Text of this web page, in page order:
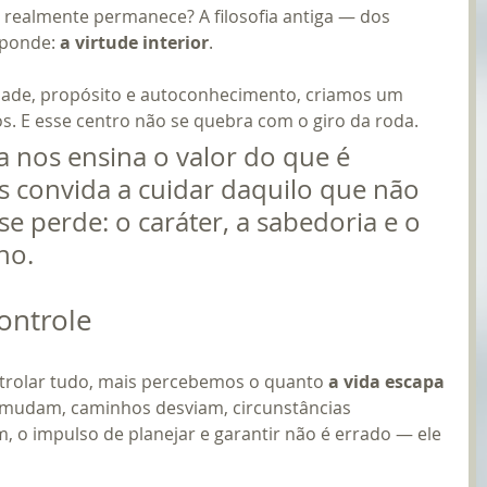
permanece? A filosofia antiga — dos
a virtude interior.
propósito e autoconhecimento, criamos um
E esse centro não se quebra com o giro da roda.
nos ensina o valor do que é
convida a cuidar daquilo que não
perde: o caráter, a sabedoria e o
tudo, mais percebemos o quanto a vida escapa
caminhos desviam, circunstâncias
o impulso de planejar e garantir não é errado — ele